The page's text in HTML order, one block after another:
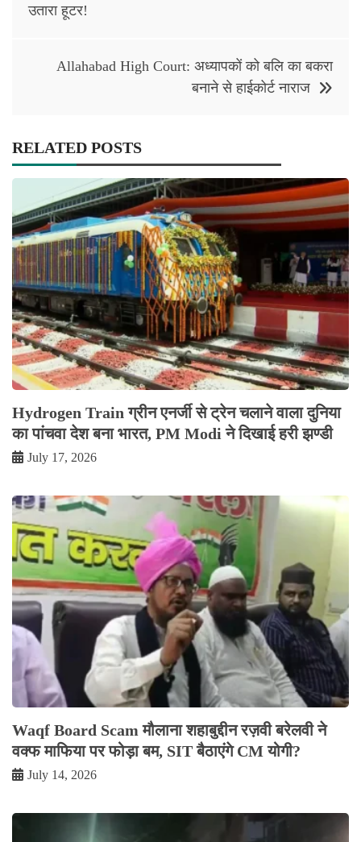
उतारा हूटर!
Allahabad High Court: अध्यापकों को बलि का बकरा
बनाने से हाईकोर्ट नाराज
RELATED POSTS
Hydrogen Train ग्रीन एनर्जी से ट्रेन चलाने वाला दुनिया
का पांचवा देश बना भारत, PM Modi ने दिखाई हरी झण्डी
July 17, 2026
Waqf Board Scam मौलाना शहाबुद्दीन रज़वी बरेलवी ने
वक्फ माफिया पर फोड़ा बम, SIT बैठाएंगे CM योगी?
July 14, 2026